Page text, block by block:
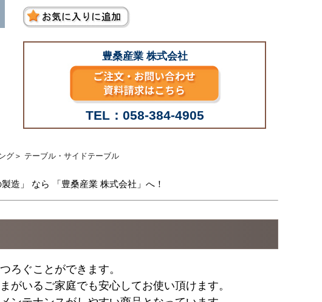
豊桑産業 株式会社
TEL：058-384-4905
グ ＞ テーブル・サイドテーブル
造」 なら 「豊桑産業 株式会社」へ！
ろぐことができます。
がいるご家庭でも安心してお使い頂けます。